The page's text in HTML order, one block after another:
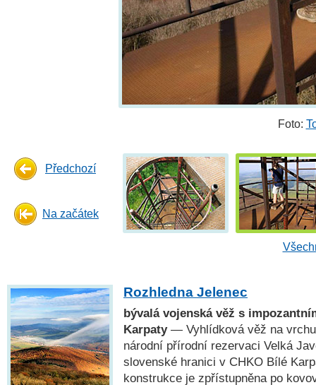
Foto:
Předchozí
Na začátek
Rozhledna Jelenec
bývalá vojenská věž s
Karpaty— Vyhlídková věž na
národní přírodní rezervaci Velká
slovenské hranici v CHKO Bílé
konstrukce je zpřístupněna po